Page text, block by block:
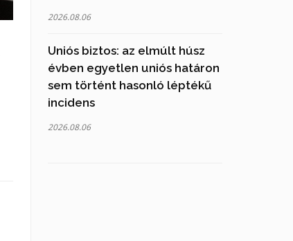
2026.08.06
Uniós biztos: az elmúlt húsz
évben egyetlen uniós határon
sem történt hasonló léptékű
incidens
2026.08.06